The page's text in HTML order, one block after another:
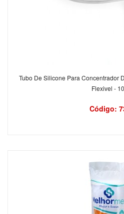
Tubo De Silicone Para Concentrador
Flexivel -
Código: